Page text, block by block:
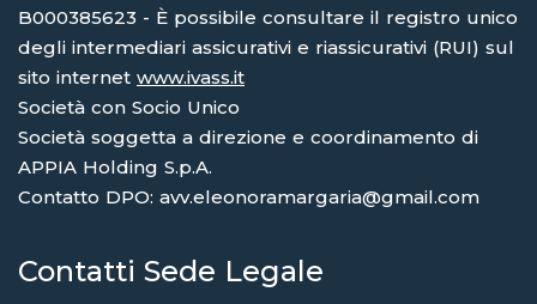
B000385623 - È possibile consultare il registro unico
degli intermediari assicurativi e riassicurativi (RUI) sul
sito internet www.ivass.it
Società con Socio Unico
Società soggetta a direzione e coordinamento di
APPIA Holding S.p.A.
Contatto DPO: avv.eleonoramargaria@gmail.com
Contatti Sede Legale